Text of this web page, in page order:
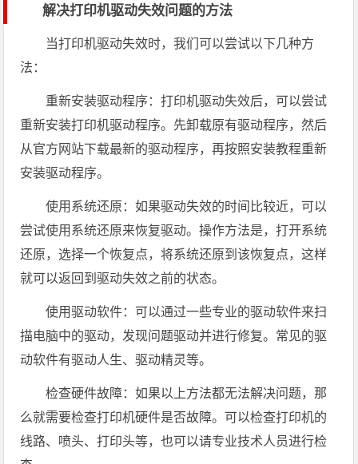
解决打印机驱动失效问题的方法
当打印机驱动失效时，我们可以尝试以下几种方
法：
重新安装驱动程序：打印机驱动失效后，可以尝试
重新安装打印机驱动程序。先卸载原有驱动程序，然后
从官方网站下载最新的驱动程序，再按照安装教程重新
安装驱动程序。
使用系统还原：如果驱动失效的时间比较近，可以
尝试使用系统还原来恢复驱动。操作方法是，打开系统
还原，选择一个恢复点，将系统还原到该恢复点，这样
就可以返回到驱动失效之前的状态。
使用驱动软件：可以通过一些专业的驱动软件来扫
描电脑中的驱动，发现问题驱动并进行修复。常见的驱
动软件有驱动人生、驱动精灵等。
检查硬件故障：如果以上方法都无法解决问题，那
么就需要检查打印机硬件是否故障。可以检查打印机的
线路、喷头、打印头等，也可以请专业技术人员进行检